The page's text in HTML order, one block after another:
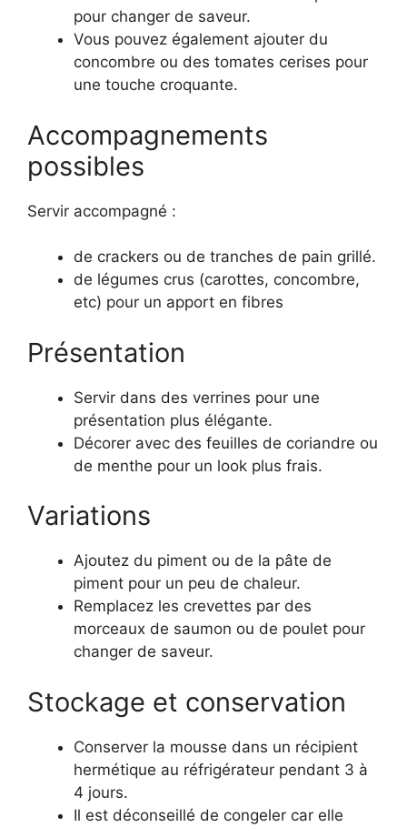
pour changer de saveur.
Vous pouvez également ajouter du
concombre ou des tomates cerises pour
une touche croquante.
Accompagnements
possibles
Servir accompagné :
de crackers ou de tranches de pain grillé.
de légumes crus (carottes, concombre,
etc) pour un apport en fibres
Présentation
Servir dans des verrines pour une
présentation plus élégante.
Décorer avec des feuilles de coriandre ou
de menthe pour un look plus frais.
Variations
Ajoutez du piment ou de la pâte de
piment pour un peu de chaleur.
Remplacez les crevettes par des
morceaux de saumon ou de poulet pour
changer de saveur.
Stockage et conservation
Conserver la mousse dans un récipient
hermétique au réfrigérateur pendant 3 à
4 jours.
Il est déconseillé de congeler car elle